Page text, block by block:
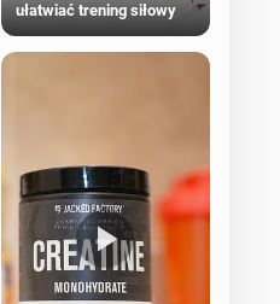
ułatwiać trening siłowy